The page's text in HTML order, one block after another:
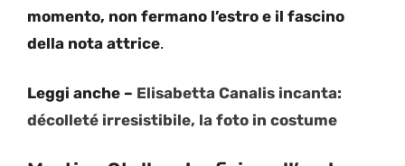
momento, non fermano l’estro e il fascino
della nota attrice.
Leggi anche – Elisabetta Canalis incanta:
décolleté irresistibile, la foto in costume